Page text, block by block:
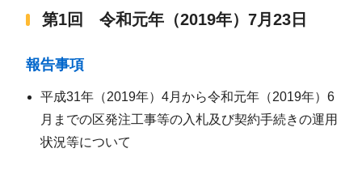
第1回 令和元年（2019年）7月23日
報告事項
平成31年（2019年）4月から令和元年（2019年）6
月までの区発注工事等の入札及び契約手続きの運用
状況等について